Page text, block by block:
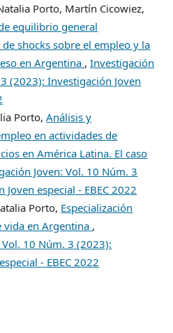
Porto, Martín Cicowiez,
equilibrio general
shocks sobre el empleo y la
en Argentina ,Investigación
(2023): Investigación Joven
Porto,Análisis y
en actividades de
en América Latina. El caso
Joven: Vol. 10 Núm. 3
especial - EBEC 2022
Porto, Especialización
vida en Argentina ,
10 Núm. 3 (2023):
- EBEC 2022